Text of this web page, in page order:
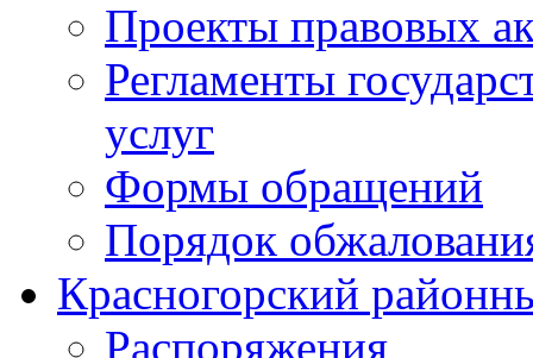
Проекты правовых
Регламенты
услуг
Формы обращений
Порядок
Красногорский
Распоряжения